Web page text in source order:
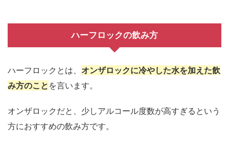
ハーフロックの飲み方
ハーフロックとは、 オンザロックに冷やした水を加えた飲
み方のこと を言います。
オンザロックだと、少しアルコール度数が高すぎるという
方におすすめの飲み方です。